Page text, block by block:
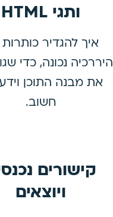
ותגי HTML
איך להגדיר כותרות
היררכיה נכונה, כדי
את מבנה התוכן
חשוב.
קישורים
ויוצאים